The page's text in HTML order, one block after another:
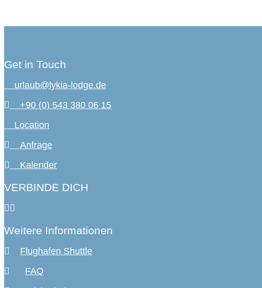
Get in Touch
urlaub@lykia-lodge.de
+90 (0) 543 380 06 15
Location
Anfrage
Kalender
VERBINDE DICH
Weitere Informationen
Flughafen Shuttle
FAQ